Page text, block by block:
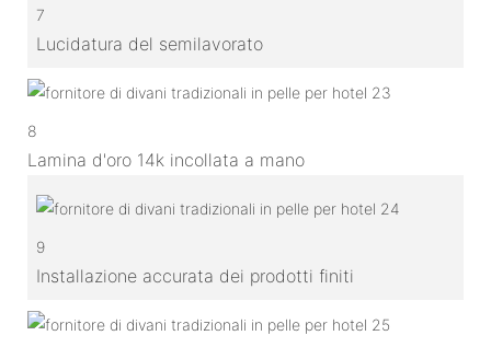
7
Lucidatura del semilavorato
8
Lamina d'oro 14k incollata a mano
9
Installazione accurata dei prodotti finiti